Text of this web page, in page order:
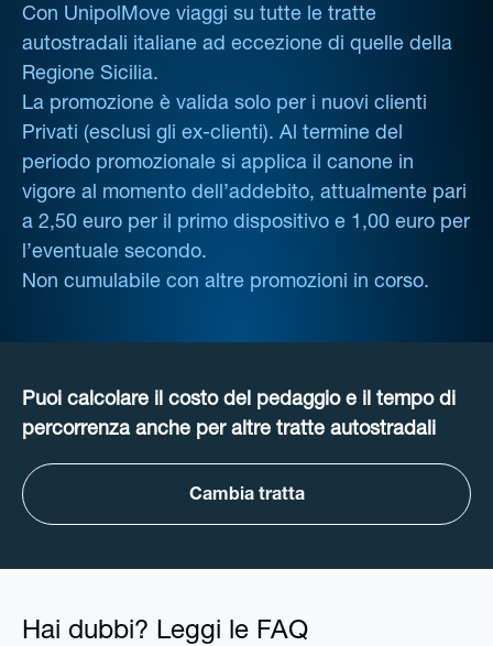
Con UnipolMove viaggi su tutte le tratte
autostradali italiane ad eccezione di quelle della
Regione Sicilia.
La promozione è valida solo per i nuovi clienti
Privati (esclusi gli ex-clienti). Al termine del
periodo promozionale si applica il canone in
vigore al momento dell’addebito, attualmente pari
a 2,50 euro per il primo dispositivo e 1,00 euro per
l’eventuale secondo.
Non cumulabile con altre promozioni in corso.
Puoi calcolare il costo del pedaggio e il tempo di
percorrenza anche per altre tratte autostradali
Cambia tratta
Hai dubbi? Leggi le FAQ